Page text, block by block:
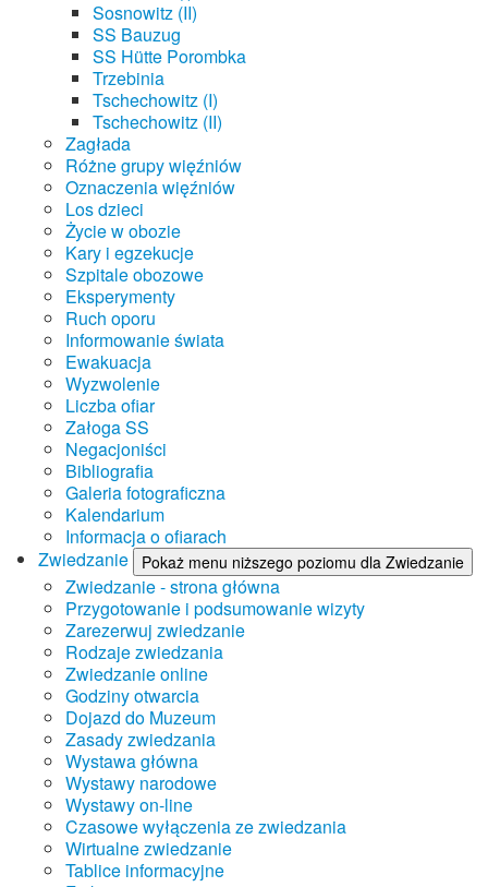
Sosnowitz (II)
SS Bauzug
SS Hütte Porombka
Trzebinia
Tschechowitz (I)
Tschechowitz (II)
Zagłada
Różne grupy więźniów
Oznaczenia więźniów
Los dzieci
Życie w obozie
Kary i egzekucje
Szpitale obozowe
Eksperymenty
Ruch oporu
Informowanie świata
Ewakuacja
Wyzwolenie
Liczba ofiar
Załoga SS
Negacjoniści
Bibliografia
Galeria fotograficzna
Kalendarium
Informacja o ofiarach
Zwiedzanie
Pokaż menu niższego poziomu dla Zwiedzanie
Zwiedzanie - strona główna
Przygotowanie i podsumowanie wizyty
Zarezerwuj zwiedzanie
Rodzaje zwiedzania
Zwiedzanie online
Godziny otwarcia
Dojazd do Muzeum
Zasady zwiedzania
Wystawa główna
Wystawy narodowe
Wystawy on-line
Czasowe wyłączenia ze zwiedzania
Wirtualne zwiedzanie
Tablice informacyjne